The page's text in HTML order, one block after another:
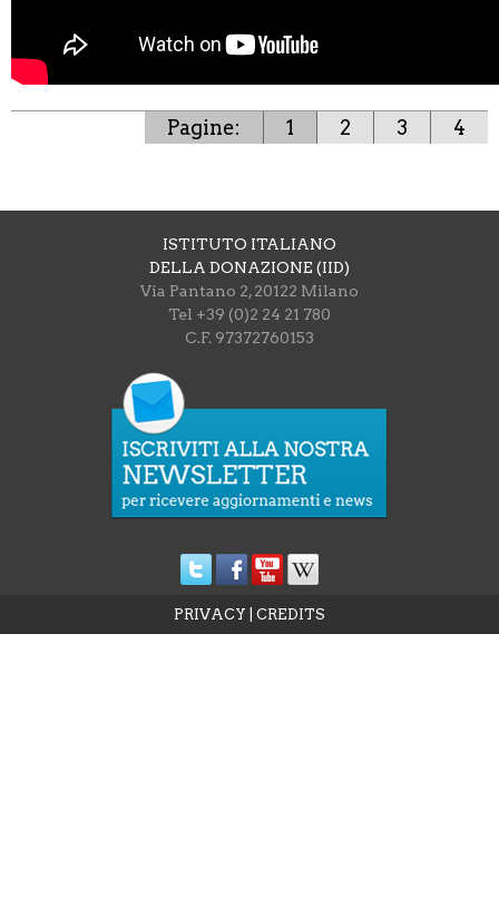
Pagine: 1 2 3 4
ISTITUTO ITALIANO
DELLA DONAZIONE (IID)
Via Pantano 2, 20122 Milano
Tel +39 (0)2 24 21 780
C.F. 97372760153
PRIVACY CREDITS